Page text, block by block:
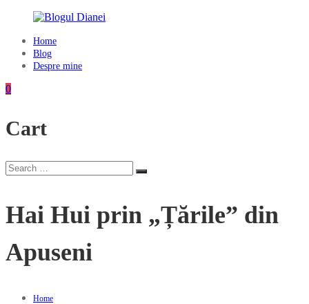
content
Blogul
Dianei
Blognotes
călătorii
și
finețuri
Home
Blog
Despre mine
0
Cart
Search
for:
Search
Hai Hui prin „Țările” din
Apuseni
Home